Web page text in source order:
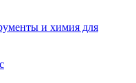
и химия для